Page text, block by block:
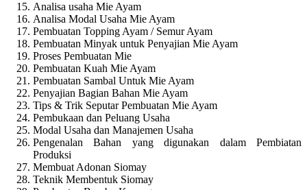
Analisa usaha Mie Ayam
Analisa Modal Usaha Mie Ayam
Pembuatan Topping Ayam / Semur Ayam
Pembuatan Minyak untuk Penyajian Mie Ayam
Proses Pembuatan Mie
Pembuatan Kuah Mie Ayam
Pembuatan Sambal Untuk Mie Ayam
Penyajian Bagian Bahan Mie Ayam
Tips & Trik Seputar Pembuatan Mie Ayam
Pembukaan dan Peluang Usaha
Modal Usaha dan Manajemen Usaha
Pengenalan Bahan yang digunakan dalam Pembiatan
Produksi
Membuat Adonan Siomay
Teknik Membentuk Siomay